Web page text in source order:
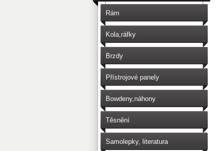
Rám
Kola,ráfky
Brzdy
Přístrojové panely
Bowdeny,náhony
Těsnění
Samolepky, literatura